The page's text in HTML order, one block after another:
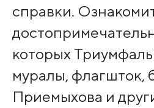
справки.
которых
муралы, флагшток,
Приемыхова и